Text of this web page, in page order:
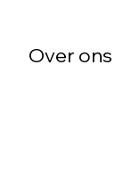
Over ons